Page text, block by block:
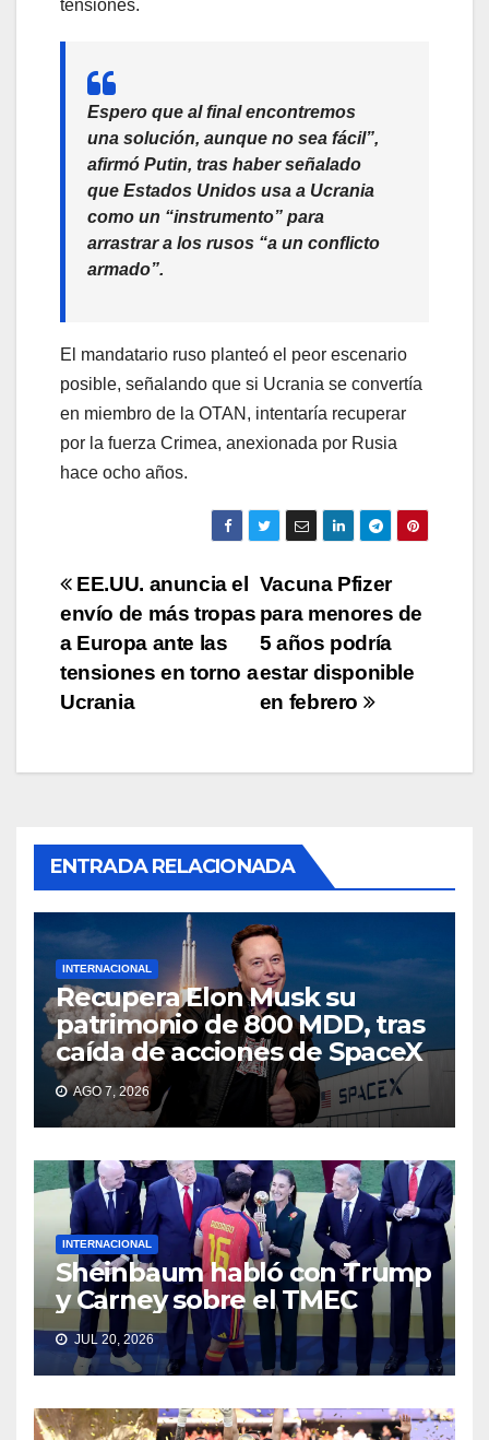
tensiones.
Espero que al final encontremos
una solución, aunque no sea fácil”,
afirmó Putin, tras haber señalado
que Estados Unidos usa a Ucrania
como un “instrumento” para
arrastrar a los rusos “a un conflicto
armado”.
El mandatario ruso planteó el peor escenario
posible, señalando que si Ucrania se convertía
en miembro de la OTAN, intentaría recuperar
por la fuerza Crimea, anexionada por Rusia
hace ocho años.
Navegación
de
entradas
Vacuna Pfizer
para menores de
5 años podría
estar disponible
en febrero
EE.UU. anuncia el
envío de más tropas
a Europa ante las
tensiones en torno a
Ucrania
ENTRADA RELACIONADA
INTERNACIONAL
Recupera Elon Musk su
patrimonio de 800 MDD, tras
caída de acciones de SpaceX
AGO 7, 2026
INTERNACIONAL
Sheinbaum habló con Trump
y Carney sobre el TMEC
JUL 20, 2026